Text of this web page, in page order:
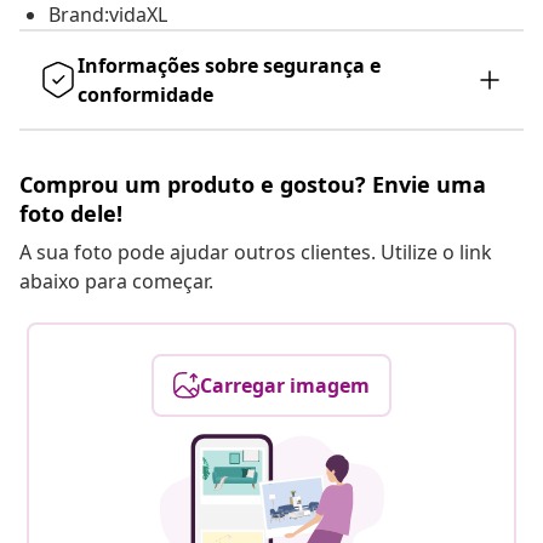
Brand:vidaXL
Informações sobre segurança e
conformidade
Comprou um produto e gostou? Envie uma
foto dele!
A sua foto pode ajudar outros clientes. Utilize o link
abaixo para começar.
Carregar imagem